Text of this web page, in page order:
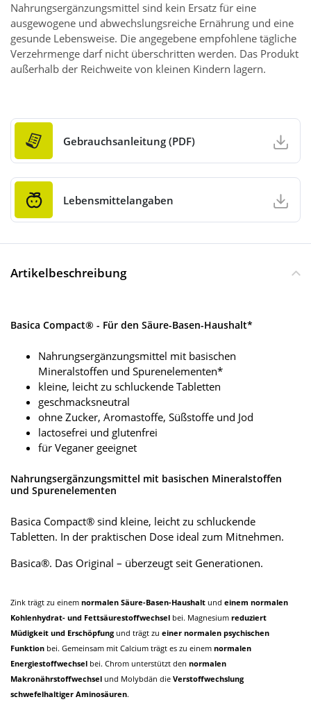
Nahrungsergänzungsmittel sind kein Ersatz für eine
ausgewogene und abwechslungsreiche Ernährung und eine
gesunde Lebensweise. Die angegebene empfohlene tägliche
Verzehrmenge darf nicht überschritten werden. Das Produkt
außerhalb der Reichweite von kleinen Kindern lagern.
Gebrauchsanleitung (PDF)
Lebensmittelangaben
Artikelbeschreibung
Basica Compact® - Für den Säure-Basen-Haushalt*
Nahrungsergänzungsmittel mit basischen
Mineralstoffen und Spurenelementen*
kleine, leicht zu schluckende Tabletten
geschmacksneutral
ohne Zucker, Aromastoffe, Süßstoffe und Jod
lactosefrei und glutenfrei
für Veganer geeignet
Nahrungsergänzungsmittel mit basischen Mineralstoffen
und Spurenelementen
Basica Compact® sind kleine, leicht zu schluckende
Tabletten. In der praktischen Dose ideal zum Mitnehmen.
Basica®. Das Original – überzeugt seit Generationen.
Zink trägt zu einem normalen Säure-Basen-Haushalt und einem normalen
Kohlenhydrat- und Fettsäurestoffwechsel bei. Magnesium reduziert
Müdigkeit und Erschöpfung und trägt zu einer normalen psychischen
Funktion bei. Gemeinsam mit Calcium trägt es zu einem normalen
Energiestoffwechsel bei. Chrom unterstützt den normalen
Makronährstoffwechsel und Molybdän die Verstoffwechslung
schwefelhaltiger Aminosäuren.